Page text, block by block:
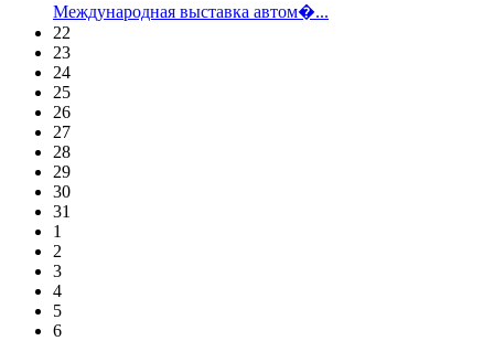
Международная выставка автом�...
22
23
24
25
26
27
28
29
30
31
1
2
3
4
5
6